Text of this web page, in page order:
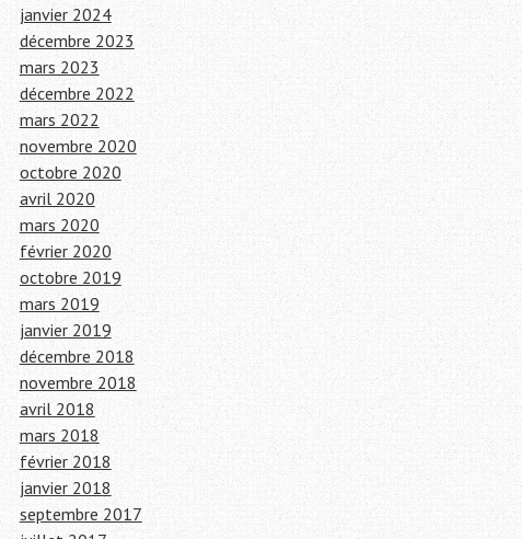
janvier 2024
décembre 2023
mars 2023
décembre 2022
mars 2022
novembre 2020
octobre 2020
avril 2020
mars 2020
février 2020
octobre 2019
mars 2019
janvier 2019
décembre 2018
novembre 2018
avril 2018
mars 2018
février 2018
janvier 2018
septembre 2017